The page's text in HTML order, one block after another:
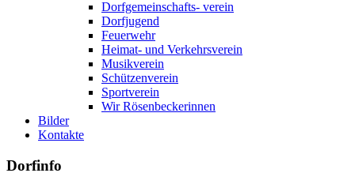
Dorfgemeinschafts- verein
Dorfjugend
Feuerwehr
Heimat- und Verkehrsverein
Musikverein
Schützenverein
Sportverein
Wir Rösenbeckerinnen
Bilder
Kontakte
Dorfinfo